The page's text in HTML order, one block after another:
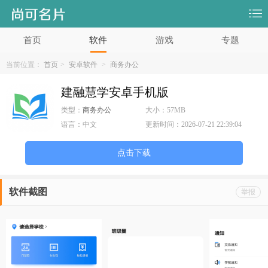
首页 软件 游戏 专题
当前位置： 首页 > 安卓软件 > 商务办公
建融慧学安卓手机版
类型： 商务办公 大小：57MB
语言： 中文 更新时间：2026-07-21 22:39:04
点击下载
举报
软件截图